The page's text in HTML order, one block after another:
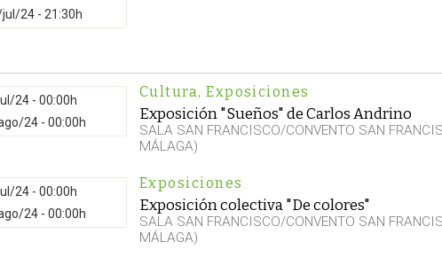
24 - 21:30h
24 - 00:00h
24 - 00:00h
Cultura, Exposiciones
Exposición "Sueños" de Carlos Andrino
SALA SAN FRANCISCO/CONVENTO SAN
MÁLAGA)
24 - 00:00h
24 - 00:00h
Exposiciones
Exposición colectiva "De colores"
SALA SAN FRANCISCO/CONVENTO SAN
MÁLAGA)